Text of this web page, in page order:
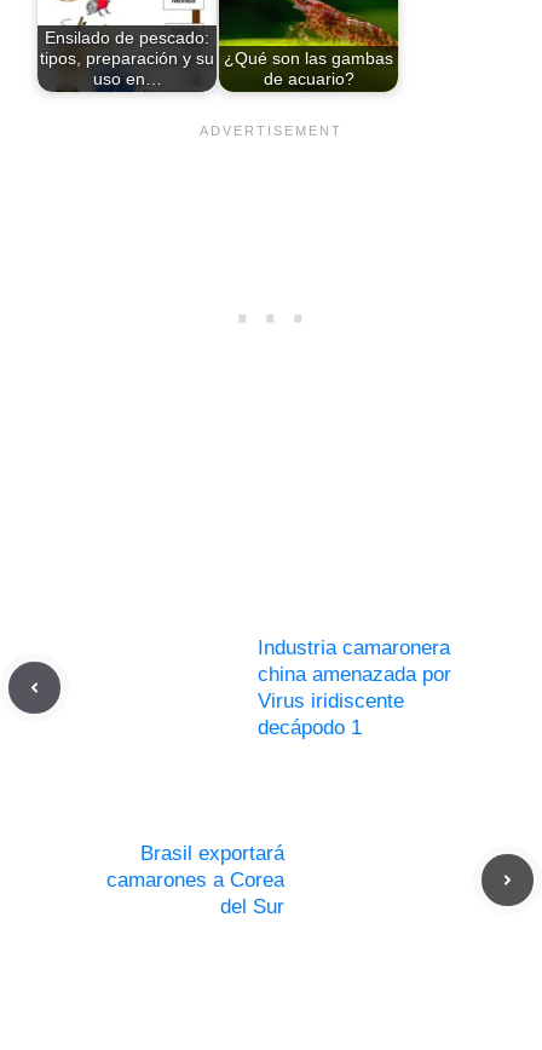
Ensilado de pescado:
tipos, preparación y su
uso en…
¿Qué son las gambas
de acuario?
Industria camaronera
china amenazada por
Virus iridiscente
decápodo 1
Brasil exportará
camarones a Corea
del Sur